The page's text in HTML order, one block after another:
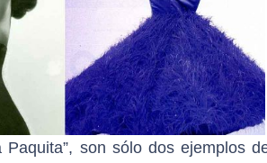
Paquita”, son sólo dos ejemplos